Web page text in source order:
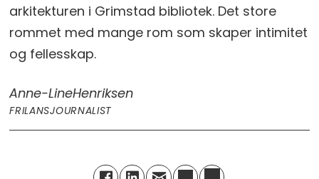
arkitekturen i Grimstad bibliotek. Det store
rommet med mange rom som skaper intimitet
og fellesskap.
Anne-LineHenriksen
FRILANSJOURNALIST